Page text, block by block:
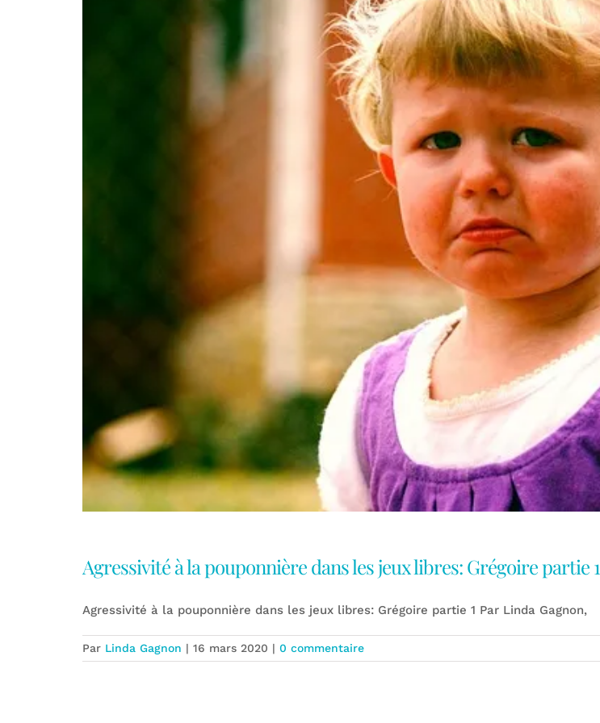
Agressivité à la pouponnière dans les jeux libres: Grégoire partie 1
Agressivité à la pouponnière dans les jeux libres: Grégoire partie 1 Par Linda Gagnon,
Par Linda Gagnon | 16 mars 2020 | 0 commentaire